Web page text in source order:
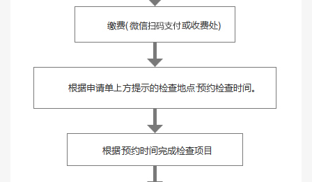
健康管理体检 手术科室
非手术科室 其他科室
医技科室